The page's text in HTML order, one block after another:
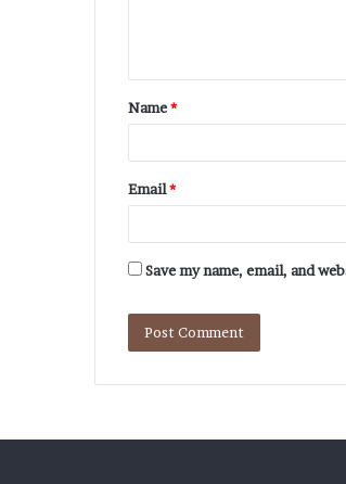
Name*
Email*
Save my name, email, and